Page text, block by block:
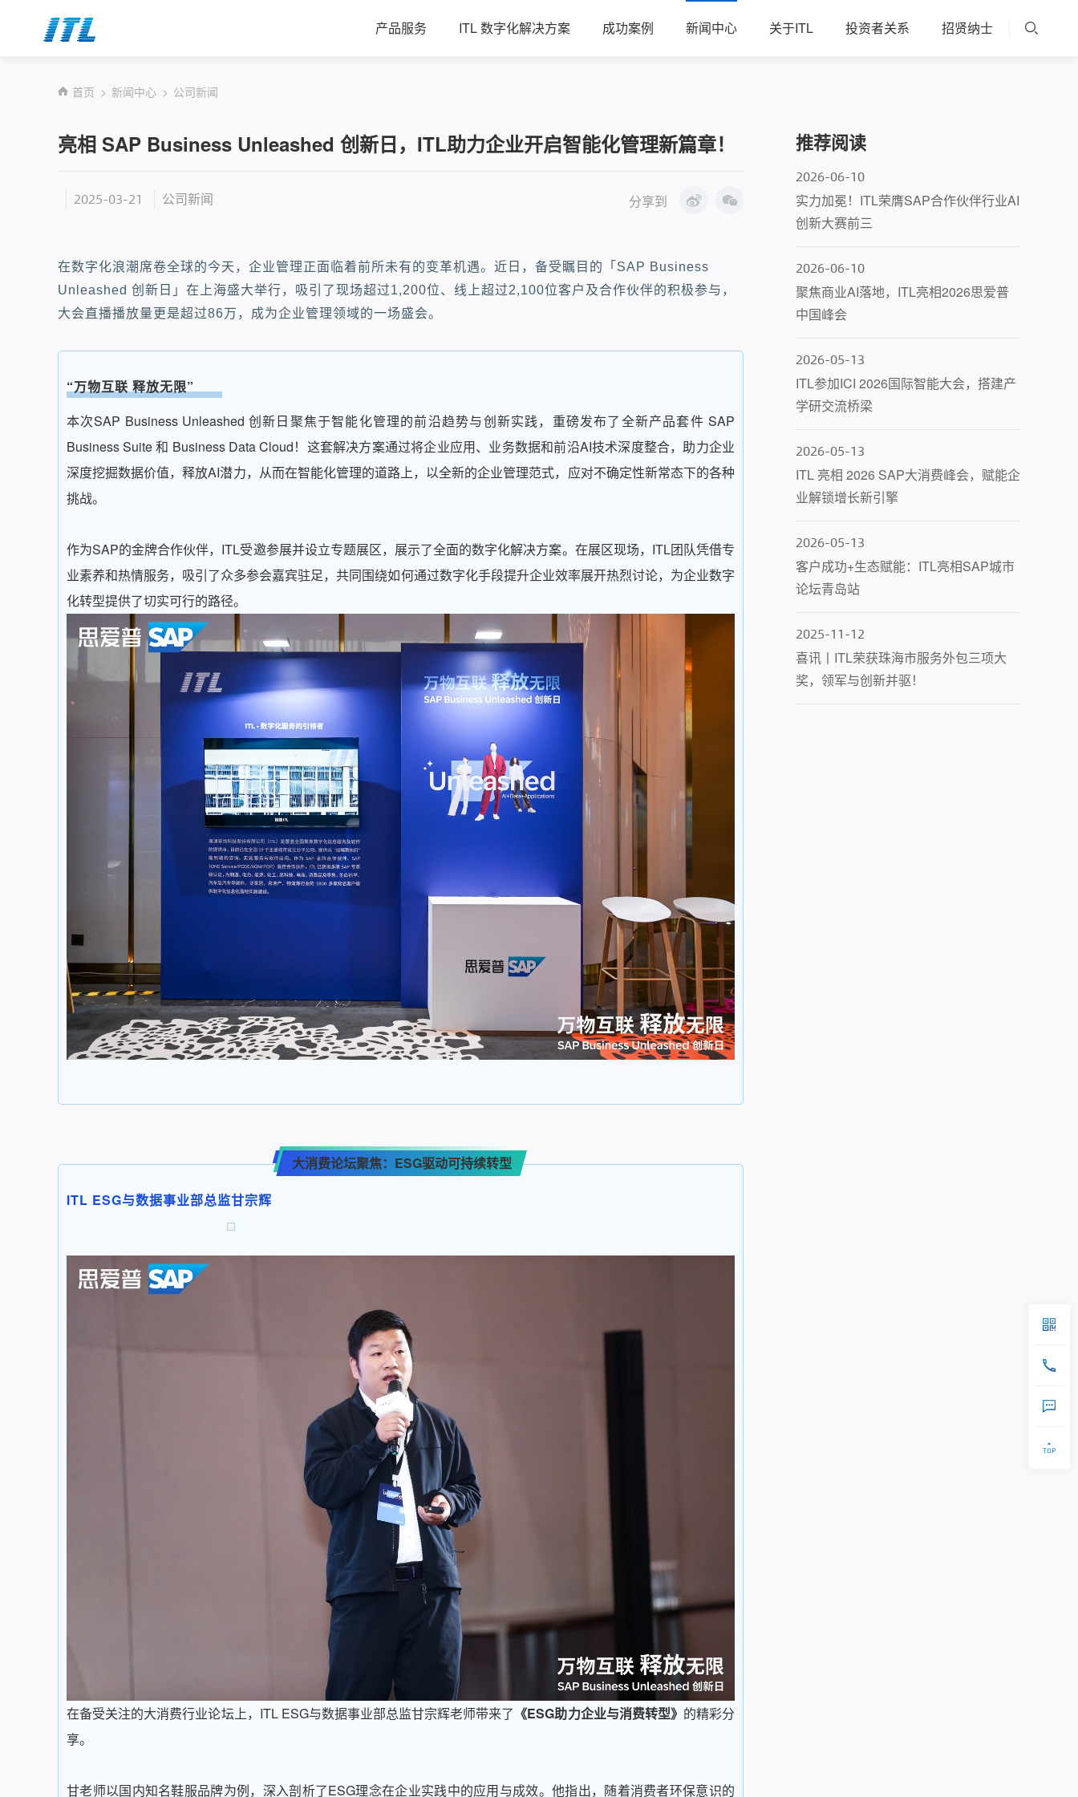
产品服务 ITL 数字化解决方案 成功案例 新闻中心 关于ITL 投资者关系 招贤纳士
首页 新闻中心 公司新闻
亮相 SAP Business Unleashed 创新日，ITL助力企业开启智能化管理新篇章！
2025-03-21 公司新闻 分享到
在数字化浪潮席卷全球的今天，企业管理正面临着前所未有的变革机遇。近日，备受瞩目的「SAP Business
Unleashed 创新日」在上海盛大举行，吸引了现场超过1,200位、线上超过2,100位客户及合作伙伴的积极参与，
大会直播播放量更是超过86万，成为企业管理领域的一场盛会。
“万物互联 释放无限”
本次SAP Business Unleashed 创新日聚焦于智能化管理的前沿趋势与创新实践，重磅发布了全新产品套件 SAP
Business Suite 和 Business Data Cloud！这套解决方案通过将企业应用、业务数据和前沿AI技术深度整合，助力企业
深度挖掘数据价值，释放AI潜力，从而在智能化管理的道路上，以全新的企业管理范式，应对不确定性新常态下的各种
挑战。
作为SAP的金牌合作伙伴，ITL受邀参展并设立专题展区，展示了全面的数字化解决方案。在展区现场，ITL团队凭借专
业素养和热情服务，吸引了众多参会嘉宾驻足，共同围绕如何通过数字化手段提升企业效率展开热烈讨论，为企业数字
化转型提供了切实可行的路径。
大消费论坛聚焦：ESG驱动可持续转型
ITL ESG与数据事业部总监甘宗辉
在备受关注的大消费行业论坛上，ITL ESG与数据事业部总监甘宗辉老师带来了 《ESG助力企业与消费转型》 的精彩分
享。
甘老师以国内知名鞋服品牌为例，深入剖析了ESG理念在企业实践中的应用与成效。他指出，随着消费者环保意识的
推荐阅读
2026-06-10
实力加冕！ITL荣膺SAP合作伙伴行业AI
创新大赛前三
2026-06-10
聚焦商业AI落地，ITL亮相2026思爱普
中国峰会
2026-05-13
ITL参加ICI 2026国际智能大会，搭建产
学研交流桥梁
2026-05-13
ITL 亮相 2026 SAP大消费峰会，赋能企
业解锁增长新引擎
2026-05-13
客户成功+生态赋能：ITL亮相SAP城市
论坛青岛站
2025-11-12
喜讯丨ITL荣获珠海市服务外包三项大
奖，领军与创新并驱！